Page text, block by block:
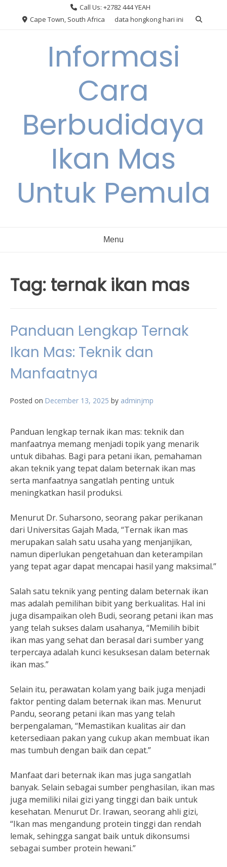
Call Us: +2782 444 YEAH
Cape Town, South Africa
data hongkong hari ini
Informasi
Cara
Berbudidaya
Ikan Mas
Untuk Pemula
Menu
Tag: ternak ikan mas
Panduan Lengkap Ternak
Ikan Mas: Teknik dan
Manfaatnya
Posted on December 13, 2025 by adminjmp
Panduan lengkap ternak ikan mas: teknik dan
manfaatnya memang menjadi topik yang menarik
untuk dibahas. Bagi para petani ikan, pemahaman
akan teknik yang tepat dalam beternak ikan mas
serta manfaatnya sangatlah penting untuk
meningkatkan hasil produksi.
Menurut Dr. Suharsono, seorang pakar perikanan
dari Universitas Gajah Mada, “Ternak ikan mas
merupakan salah satu usaha yang menjanjikan,
namun diperlukan pengetahuan dan keterampilan
yang tepat agar dapat mencapai hasil yang maksimal.”
Salah satu teknik yang penting dalam beternak ikan
mas adalah pemilihan bibit yang berkualitas. Hal ini
juga disampaikan oleh Budi, seorang petani ikan mas
yang telah sukses dalam usahanya, “Memilih bibit
ikan mas yang sehat dan berasal dari sumber yang
terpercaya adalah kunci kesuksesan dalam beternak
ikan mas.”
Selain itu, perawatan kolam yang baik juga menjadi
faktor penting dalam beternak ikan mas. Menurut
Pandu, seorang petani ikan mas yang telah
berpengalaman, “Memastikan kualitas air dan
ketersediaan pakan yang cukup akan membuat ikan
mas tumbuh dengan baik dan cepat.”
Manfaat dari beternak ikan mas juga sangatlah
banyak. Selain sebagai sumber penghasilan, ikan mas
juga memiliki nilai gizi yang tinggi dan baik untuk
kesehatan. Menurut Dr. Irawan, seorang ahli gizi,
“Ikan mas mengandung protein tinggi dan rendah
lemak, sehingga sangat baik untuk dikonsumsi
sebagai sumber protein hewani.”